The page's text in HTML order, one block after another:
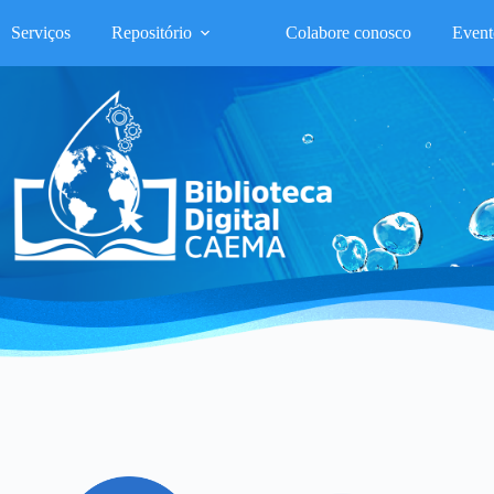
Serviços Repositório Colabore conosco